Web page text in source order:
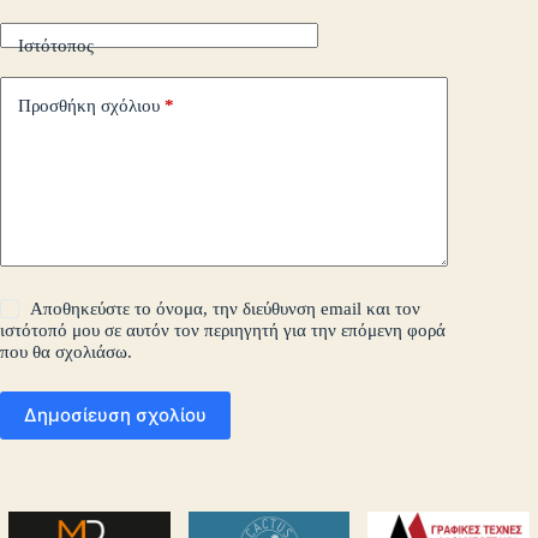
Ιστότοπος
Προσθήκη σχόλιου *
Αποθηκεύστε το όνομα, την διεύθυνση email και τον
ιστότοπό μου σε αυτόν τον περιηγητή για την επόμενη φορά
που θα σχολιάσω.
Δημοσίευση σχολίου